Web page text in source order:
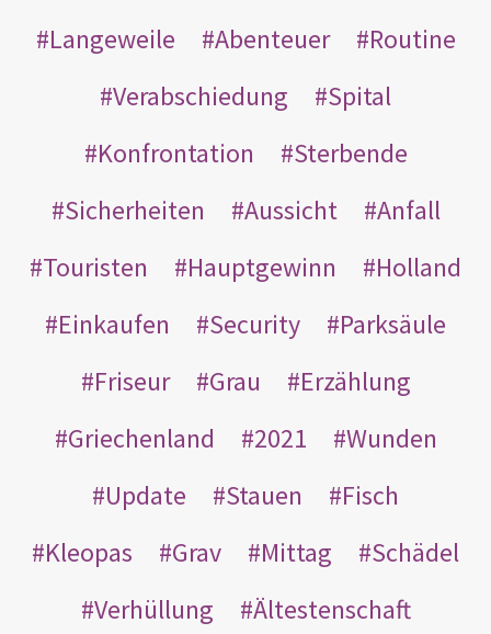
Langeweile
Abenteuer
Routine
Verabschiedung
Spital
Konfrontation
Sterbende
Sicherheiten
Aussicht
Anfall
Touristen
Hauptgewinn
Holland
Einkaufen
Security
Parksäule
Friseur
Grau
Erzählung
Griechenland
2021
Wunden
Update
Stauen
Fisch
Kleopas
Grav Mittag
Schädel
Verhüllung
Ältestenschaft